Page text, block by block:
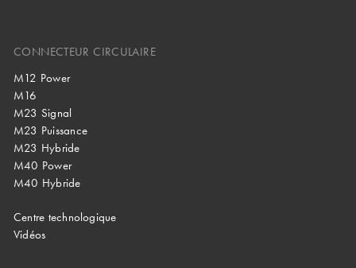
CONNECTEUR CIRCULAIRE
M12 Power
M16
M23 Signal
M23 Puissance
M23 Hybride
M40 Power
M40 Hybride
Centre technologique
Vidéos